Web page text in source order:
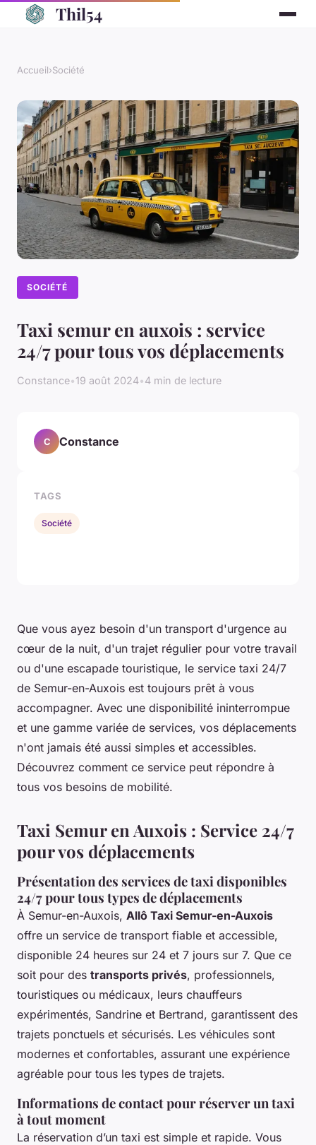
Thil54
Accueil›Société
SOCIÉTÉ
Taxi semur en auxois : service
24/7 pour tous vos déplacements
Constance•19 août 2024•4 min de lecture
Que vous ayez besoin d'un transport d'urgence au
cœur de la nuit, d'un trajet régulier pour votre travail
ou d'une escapade touristique, le service taxi 24/7
de Semur-en-Auxois est toujours prêt à vous
accompagner. Avec une disponibilité ininterrompue
et une gamme variée de services, vos déplacements
n'ont jamais été aussi simples et accessibles.
Découvrez comment ce service peut répondre à
tous vos besoins de mobilité.
Taxi Semur en Auxois : Service 24/7
pour vos déplacements
Présentation des services de taxi disponibles
24/7 pour tous types de déplacements
À Semur-en-Auxois, Allô Taxi Semur-en-Auxois
offre un service de transport fiable et accessible,
disponible 24 heures sur 24 et 7 jours sur 7. Que ce
soit pour des transports privés, professionnels,
touristiques ou médicaux, leurs chauffeurs
expérimentés, Sandrine et Bertrand, garantissent des
trajets ponctuels et sécurisés. Les véhicules sont
modernes et confortables, assurant une expérience
agréable pour tous les types de trajets.
Informations de contact pour réserver un taxi
à tout moment
La réservation d’un taxi est simple et rapide. Vous
C Constance
TAGS
Société